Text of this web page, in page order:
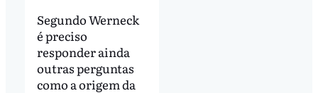
Segundo Werneck
é preciso
responder ainda
outras perguntas
como a origem da